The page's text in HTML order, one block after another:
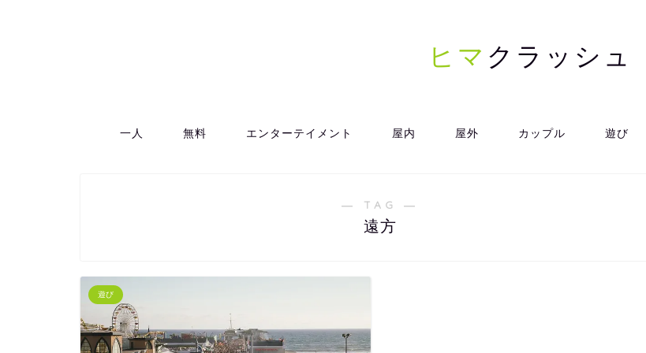
ヒマ クラッシュ
一人 無料 エンターテイメント 屋内 屋外 カップル 遊び
― TAG ―
遠方
遊び